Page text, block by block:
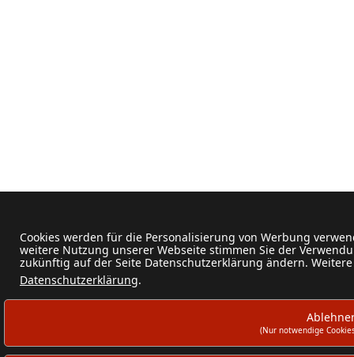
Cookies werden für die Personalisierung von Werbung
weitere Nutzung unserer Webseite stimmen Sie der
zukünftig auf der Seite Datenschutzerklärung ändern.
Datenschutzerklärung.
(Nur notwendige